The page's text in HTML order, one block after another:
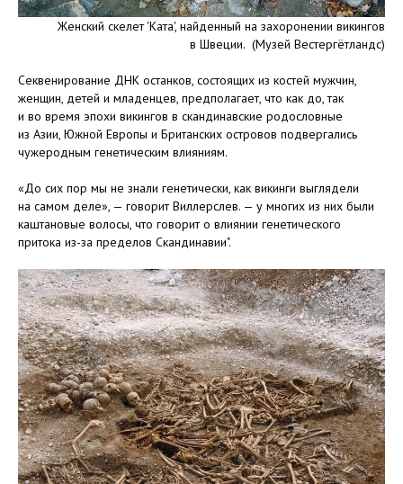
Женский скелет 'Ката', найденный на захоронении викингов
в Швеции. (Музей Вестергётландс)
Секвенирование ДНК останков, состоящих из костей мужчин,
женщин, детей и младенцев, предполагает, что как до, так
и во время эпохи викингов в скандинавские родословные
из Азии, Южной Европы и Британских островов подвергались
чужеродным генетическим влияниям.
«До сих пор мы не знали генетически, как викинги выглядели
на самом деле», — говорит Виллерслев. — у многих из них были
каштановые волосы, что говорит о влиянии генетического
притока из-за пределов Скандинавии".